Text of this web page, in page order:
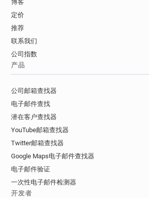
博客
定价
推荐
联系我们
公司指数
产品
公司邮箱查找器
电子邮件查找
潜在客户查找器
YouTube邮箱查找器
Twitter邮箱查找器
Google Maps电子邮件查找器
电子邮件验证
一次性电子邮件检测器
开发者